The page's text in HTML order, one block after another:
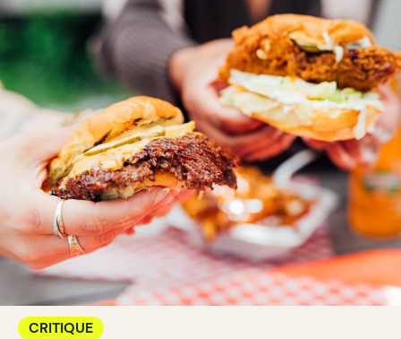
CRITIQUE